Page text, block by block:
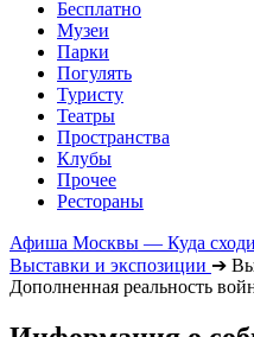
Бесплатно
Музеи
Парки
Погулять
Туристу
Театры
Пространства
Клубы
Прочее
Рестораны
Афиша Москвы — Куда
Выставки и экспозиции ➔
Дополненная реальность